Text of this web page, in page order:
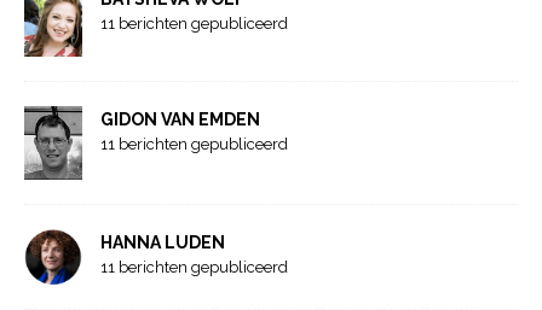
11 berichten gepubliceerd
GIDON VAN EMDEN
11 berichten gepubliceerd
HANNA LUDEN
11 berichten gepubliceerd